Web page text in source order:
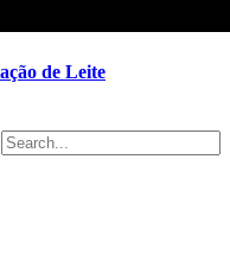
de Leite